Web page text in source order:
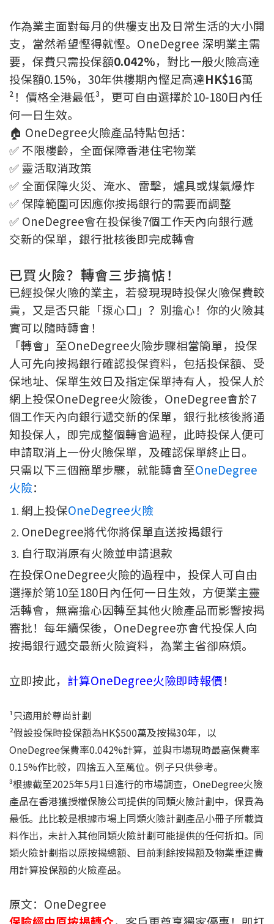
作為業主面對每月的供樓支出及日常生活的大小開
支，當然希望慳得就慳。OneDegree 深明業主需
要，保費只需投保額0.042%，對比一般火險高達
投保額0.15%，30年供樓期內慳足高達HK$16萬
²！價格全港最低³，更可自由選擇於10-180日內任
何一日生效。
🏠 OneDegree火險產品特點包括：
✅ 不限樓齡，全面保障香港住宅物業
✅ 靈活取消政策
✅ 全面保障火災、淹水、雷擊，爐具或煤氣爆炸
✅ 保障範圍可因應你按揭銀行的需要而調整
✅ OneDegree會在投保後7個工作天內向銀行遞
交新的保單，銀行批核後即完成轉會
已買火險？轉會三步搞惦！
已經投保火險的業主，若發現現時投保火險保費較
貴，又是否只能「揼心口」？別擔心！你的火險其
實可以隨時轉會！
「轉會」至OneDegree火險步驟相當簡單，投保
人可先向按揭銀行確認投保資料，包括投保額、受
保地址、保單生效日及指定保單持有人，投保人於
網上投保OneDegree火險後，OneDegree會於7
個工作天內向銀行遞交新的保單，銀行批核後將通
知投保人，即完成整個轉會過程，此時投保人便可
申請取消上一份火險保單，及確認保單終止日。
只需以下三個簡單步驟，就能轉會至OneDegree
火險：
網上投保OneDegree火險
OneDegree將代你將保單直送按揭銀行
自行取消原有火險並申請退款
在投保OneDegree火險的過程中，投保人可自由
選擇於第10至180日內任何一日生效，方便業主靈
活轉會，無需擔心因轉至其他火險產品而影響按揭
審批！每年續保後，OneDegree亦會代投保人向
按揭銀行遞交最新火險資料，為業主省卻麻煩。
立即按此， 計算OneDegree火險即時報價！
¹只適用於尊尚計劃
²假設投保時投保額為HK$500萬及按揭30年，以
OneDegree保費率0.042%計算，並與巿場現時最高保費率
0.15%作比較，四捨五入至萬位。例子只供參考。
³根據截至2025年5月1日進行的市場調查，OneDegree火險
產品在香港獲授權保險公司提供的同類火險計劃中，保費為
最低。此比較是根據市場上同類火險計劃產品小冊子所載資
料作出，未計入其他同類火險計劃可能提供的任何折扣。同
類火險計劃指以原按揭總額、目前剩餘按揭額及物業重建費
用計算投保額的火險產品。
原文：OneDegree